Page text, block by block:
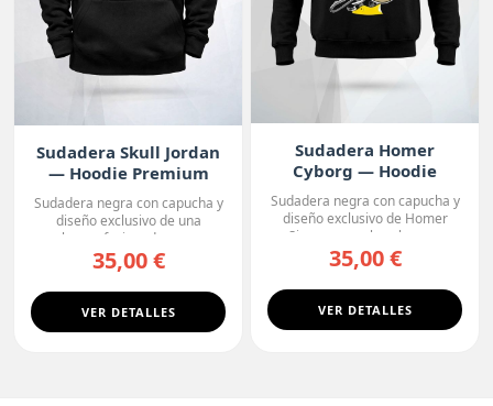
Sudadera Skull Jordan
— Hoodie Premium
Sudadera negra con capucha y
diseño exclusivo de una
calavera fusionada con u...
35,00 €
VER DETALLES
Sudadera Homer
Cyborg — Hoodie
Sudadera negra con capucha y
diseño exclusivo de Homer
Simpson con la cabeza ...
35,00 €
VER DETALLES